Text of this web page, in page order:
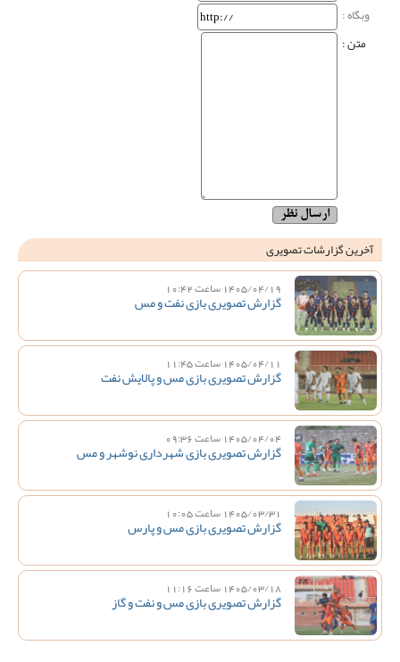
وبگاه‌ :
متن :
آخرین گزارشات تصویری
1405/04/19 ساعت 10:42
گزارش تصویری بازی نفت و مس
1405/04/11 ساعت 11:45
گزارش تصویری بازی مس و پالایش نفت
1405/04/04 ساعت 09:36
گزارش تصویری بازی شهرداری نوشهر و مس
1405/03/31 ساعت 10:05
گزارش تصویری بازی مس و پارس
1405/03/18 ساعت 11:16
گزارش تصویری بازی مس و نفت و گاز